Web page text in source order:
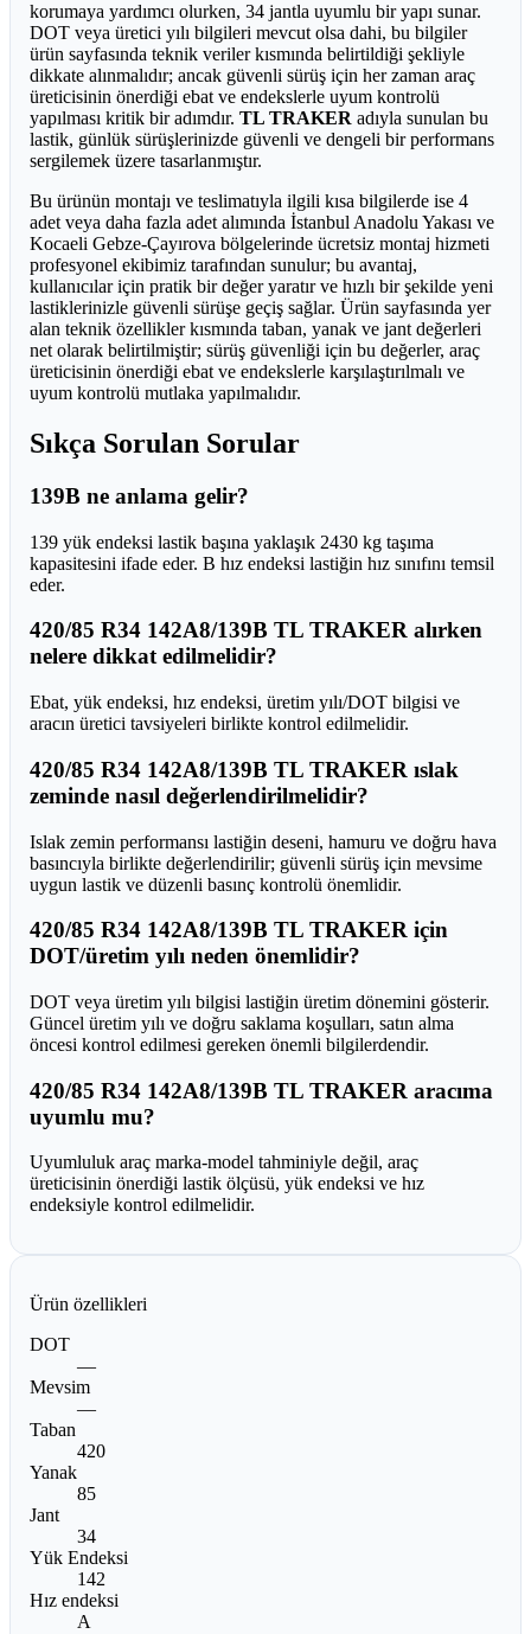
korumaya yardımcı olurken, 34 jantla uyumlu bir yapı sunar.
DOT veya üretici yılı bilgileri mevcut olsa dahi, bu bilgiler
ürün sayfasında teknik veriler kısmında belirtildiği şekliyle
dikkate alınmalıdır; ancak güvenli sürüş için her zaman araç
üreticisinin önerdiği ebat ve endekslerle uyum kontrolü
yapılması kritik bir adımdır. TL TRAKER adıyla sunulan bu
lastik, günlük sürüşlerinizde güvenli ve dengeli bir performans
sergilemek üzere tasarlanmıştır.
Bu ürünün montajı ve teslimatıyla ilgili kısa bilgilerde ise 4
adet veya daha fazla adet alımında İstanbul Anadolu Yakası ve
Kocaeli Gebze-Çayırova bölgelerinde ücretsiz montaj hizmeti
profesyonel ekibimiz tarafından sunulur; bu avantaj,
kullanıcılar için pratik bir değer yaratır ve hızlı bir şekilde yeni
lastiklerinizle güvenli sürüşe geçiş sağlar. Ürün sayfasında yer
alan teknik özellikler kısmında taban, yanak ve jant değerleri
net olarak belirtilmiştir; sürüş güvenliği için bu değerler, araç
üreticisinin önerdiği ebat ve endekslerle karşılaştırılmalı ve
uyum kontrolü mutlaka yapılmalıdır.
Sıkça Sorulan Sorular
139B ne anlama gelir?
139 yük endeksi lastik başına yaklaşık 2430 kg taşıma
kapasitesini ifade eder. B hız endeksi lastiğin hız sınıfını temsil
eder.
420/85 R34 142A8/139B TL TRAKER alırken
nelere dikkat edilmelidir?
Ebat, yük endeksi, hız endeksi, üretim yılı/DOT bilgisi ve
aracın üretici tavsiyeleri birlikte kontrol edilmelidir.
420/85 R34 142A8/139B TL TRAKER ıslak
zeminde nasıl değerlendirilmelidir?
Islak zemin performansı lastiğin deseni, hamuru ve doğru hava
basıncıyla birlikte değerlendirilir; güvenli sürüş için mevsime
uygun lastik ve düzenli basınç kontrolü önemlidir.
420/85 R34 142A8/139B TL TRAKER için
DOT/üretim yılı neden önemlidir?
DOT veya üretim yılı bilgisi lastiğin üretim dönemini gösterir.
Güncel üretim yılı ve doğru saklama koşulları, satın alma
öncesi kontrol edilmesi gereken önemli bilgilerdendir.
420/85 R34 142A8/139B TL TRAKER aracıma
uyumlu mu?
Uyumluluk araç marka-model tahminiyle değil, araç
üreticisinin önerdiği lastik ölçüsü, yük endeksi ve hız
endeksiyle kontrol edilmelidir.
Ürün özellikleri
DOT
—
Mevsim
—
Taban
420
Yanak
85
Jant
34
Yük Endeksi
142
Hız endeksi
A